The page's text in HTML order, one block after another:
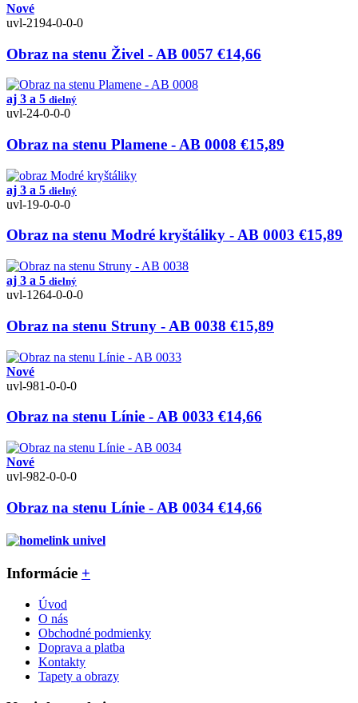
Nové
uvl-2194-0-0-0
Obraz na stenu Živel - AB 0057 €14,66
aj 3 a 5 dielný
uvl-24-0-0-0
Obraz na stenu Plamene - AB 0008 €15,89
aj 3 a 5 dielný
uvl-19-0-0-0
Obraz na stenu Modré kryštáliky - AB 0003 €15,89
aj 3 a 5 dielný
uvl-1264-0-0-0
Obraz na stenu Struny - AB 0038 €15,89
Nové
uvl-981-0-0-0
Obraz na stenu Línie - AB 0033 €14,66
Nové
uvl-982-0-0-0
Obraz na stenu Línie - AB 0034 €14,66
Informácie +
Úvod
O nás
Obchodné podmienky
Doprava a platba
Kontakty
Tapety a obrazy